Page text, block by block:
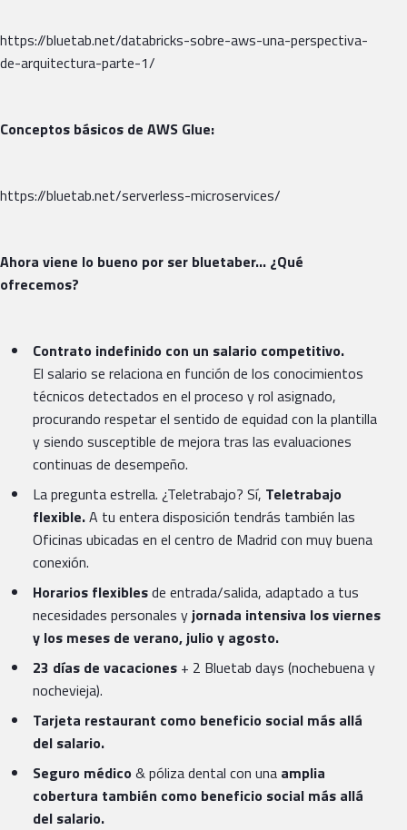
https://bluetab.net/databricks-sobre-aws-una-perspectiva-
de-arquitectura-parte-1/
Conceptos básicos de AWS Glue:
https://bluetab.net/serverless-microservices/
Ahora viene lo bueno por ser bluetaber… ¿Qué
ofrecemos?
Contrato indefinido con un salario competitivo.
El salario se relaciona en función de los conocimientos
técnicos detectados en el proceso y rol asignado,
procurando respetar el sentido de equidad con la plantilla
y siendo susceptible de mejora tras las evaluaciones
continuas de desempeño.
La pregunta estrella. ¿Teletrabajo? Sí, Teletrabajo
flexible.A tu entera disposición tendrás también las
Oficinas ubicadas en el centro de Madrid con muy buena
conexión.
Horarios flexiblesde entrada/salida, adaptado a tus
necesidades personales yjornada intensiva los viernes
y los meses de verano, julio y agosto.
23 días de vacaciones + 2 Bluetab days (nochebuena y
nochevieja).
Tarjeta restaurant como beneficio social más allá
del salario.
Seguro médico& póliza dental con una amplia
cobertura también como beneficio social más allá
del salario.